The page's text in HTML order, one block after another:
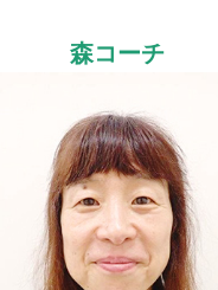
森コーチ